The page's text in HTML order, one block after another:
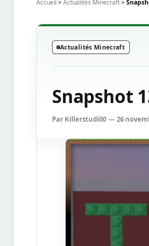
Accueil >Actualités Minecraft>
Actualités Minecraft
Snapshot
Par Killerstudi00 26